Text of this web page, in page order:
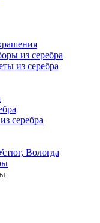
из серебра
из серебра
серебра
Вологда